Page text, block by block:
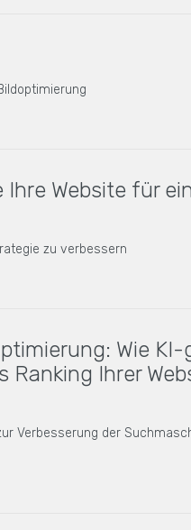
Website für
zu verbessern
Wie
Ihrer
Verbesserung der